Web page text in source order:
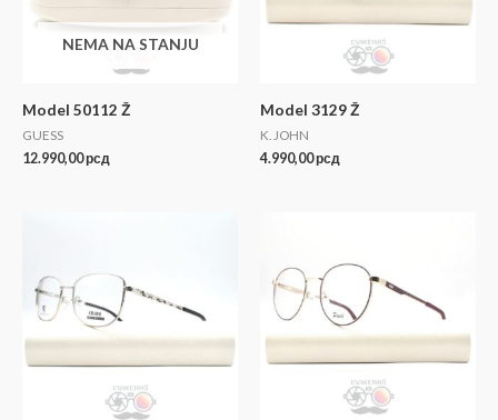
NEMA NA STANJU
Model 50112 Ž
GUESS
12.990,00рсд
Model 3129 Ž
K. JOHN
4.990,00рсд